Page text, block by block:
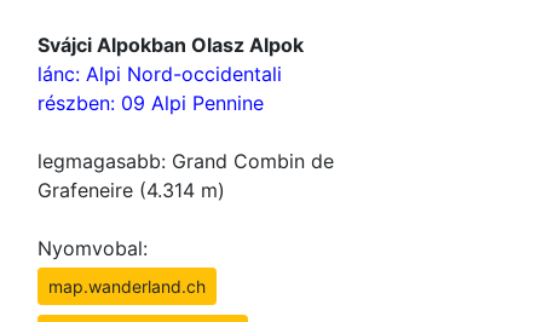
Svájci Alpokban Olasz Alpok
lánc: Alpi Nord-occidentali
részben: 09 Alpi Pennine
legmagasabb: Grand Combin de
Grafeneire (4.314 m)
Nyomvobal:
map.wanderland.ch